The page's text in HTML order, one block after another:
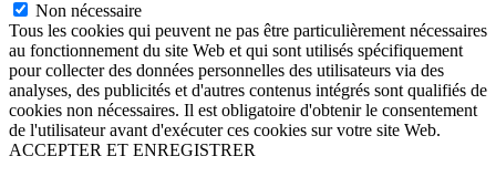
Non nécessaire
Tous les cookies qui peuvent ne pas être particulièrement nécessaires
au fonctionnement du site Web et qui sont utilisés spécifiquement
pour collecter des données personnelles des utilisateurs via des
analyses, des publicités et d'autres contenus intégrés sont qualifiés de
cookies non nécessaires. Il est obligatoire d'obtenir le consentement
de l'utilisateur avant d'exécuter ces cookies sur votre site Web.
ACCEPTER ET ENREGISTRER